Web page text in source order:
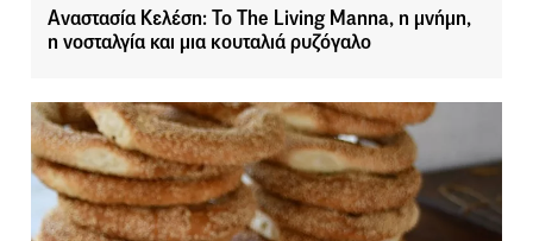
Αναστασία Κελέση: Το The Living Manna, η μνήμη,
η νοσταλγία και μια κουταλιά ρυζόγαλο